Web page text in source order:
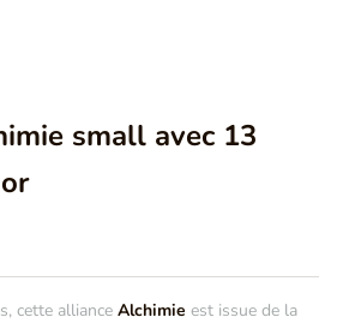
small avec 13
cette alliance Alchimie est issue de la